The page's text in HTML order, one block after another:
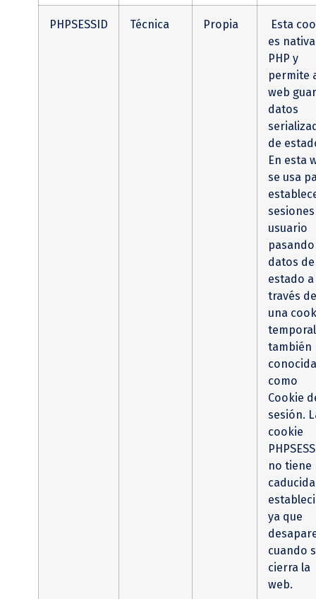
PHPSESSID Técnica Propia
Esta
es
PHP y
permite
web
datos
de
En esta
se usa
usuario
pasando
datos de
estado a
través de
una
temporal
también
conocida
como
Cookie
sesión.
cookie
no tiene
ya que
cuando
cierra la
web.